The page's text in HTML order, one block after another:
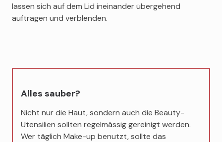
lassen sich auf dem Lid ineinander übergehend
auftragen und verblenden.
Alles sauber?
Nicht nur die Haut, sondern auch die Beauty-
Utensilien sollten regelmässig gereinigt werden.
Wer täglich Make-up benutzt, sollte das